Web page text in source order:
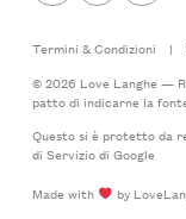
Termini & Condizioni |
© 2026 Love Langhe —
patto di indicarne la
Questo si è protetto da
di Serviziodi Google
Made with
by